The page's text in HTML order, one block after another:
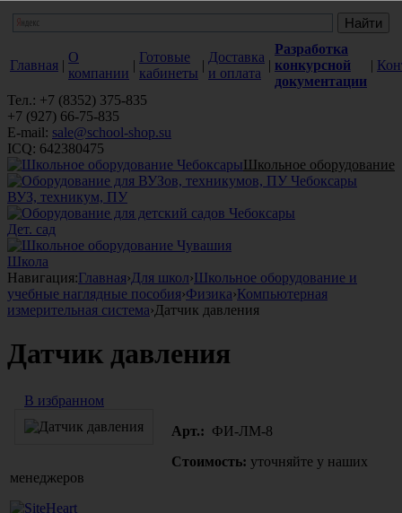
Главная |
О
компании
|
Готовые
кабинеты
|
Доставка
и оплата
|
Разработка
конкурсной
документации
|
Тел.: +7 (8352) 375-835
+7 (927) 66-75-835
E-mail: sale@school-shop.su
ICQ: 642380475
Школьное оборудование
ВУЗ, техникум, ПУ
Дет. сад
Школа
Навигация:Главная›Для школ›Школьное оборудование и
учебные наглядные пособия›Физика›Компьютерная
измерительная система›Датчик давления
Датчик давления
В избранном
Арт.: ФИ-ЛМ-8
Стоимость: уточняйте у наших
менеджеров